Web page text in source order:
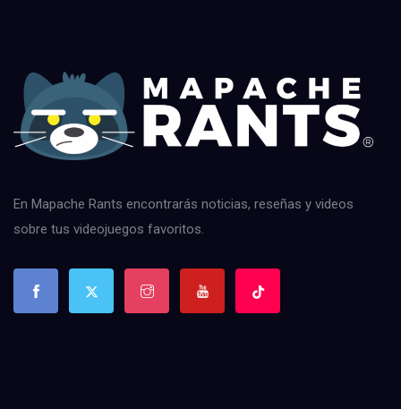
En Mapache Rants encontrarás noticias, reseñas y videos
sobre tus videojuegos favoritos.